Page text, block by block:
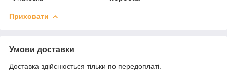
Приховати
Умови доставки
Доставка здійснюється тільки по передоплаті.